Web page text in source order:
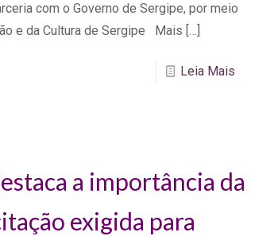
com o Governo de Sergipe, por meio
e da Cultura de Sergipe Mais […]
Leia Mais
a importância da
exigida para